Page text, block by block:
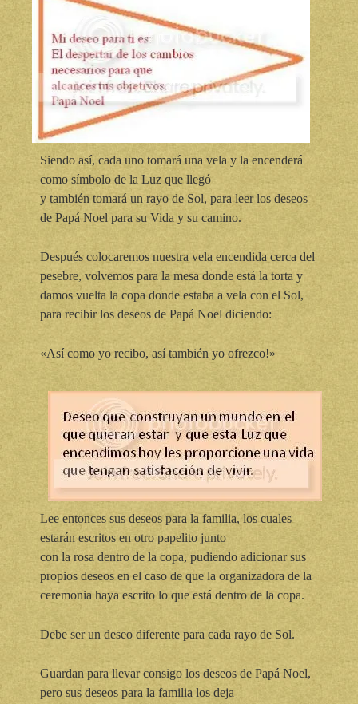
Siendo así, cada uno tomará una vela y la encenderá
como símbolo de la Luz que llegó
y también tomará un rayo de Sol, para leer los deseos
de Papá Noel para su Vida y su camino.
Después colocaremos nuestra vela encendida cerca del
pesebre, volvemos para la mesa donde está la torta y
damos vuelta la copa donde estaba a vela con el Sol,
para recibir los deseos de Papá Noel diciendo:
«Así como yo recibo, así también yo ofrezco!»
Lee entonces sus deseos para la familia, los cuales
estarán escritos en otro papelito junto
con la rosa dentro de la copa, pudiendo adicionar sus
propios deseos en el caso de que la organizadora de la
ceremonia haya escrito lo que está dentro de la copa.
Debe ser un deseo diferente para cada rayo de Sol.
Guardan para llevar consigo los deseos de Papá Noel,
pero sus deseos para la familia los deja